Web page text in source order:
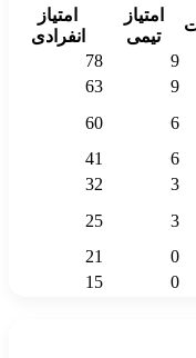
امتیاز
تیمی
امتیاز
انفرادی
9
78
9
63
6
60
6
41
3
32
3
25
0
21
0
15